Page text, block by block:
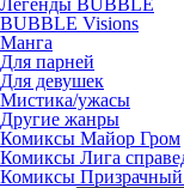
BUBBLE Visions
Манга
Для парней
Для девушек
Мистика/ужасы
Другие жанры
Комиксы Майор Гром
Комиксы Лига
Комиксы